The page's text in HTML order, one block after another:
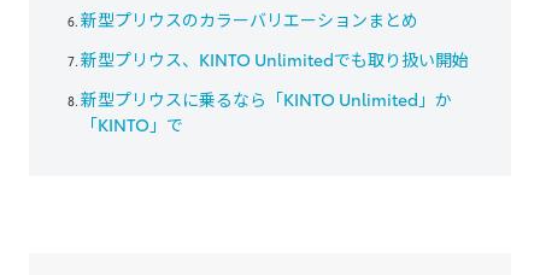
新型プリウスのカラーバリエーションまとめ
新型プリウス、KINTO Unlimitedでも取り扱い開始
新型プリウスに乗るなら「KINTO Unlimited」か
「KINTO」で